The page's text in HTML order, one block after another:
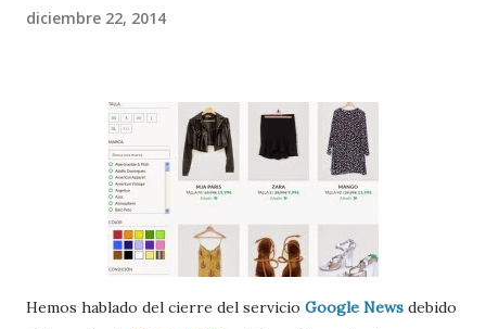
diciembre 22, 2014
Hemos hablado del cierre del servicio Google News debido